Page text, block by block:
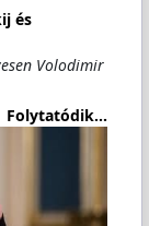
és
Volodimir
Folytatódik...